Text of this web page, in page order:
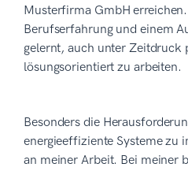
Musterfirma GmbH
Berufserfahrung und einem
gelernt, auch unter Zeitdruck
lösungsorientiert zu arbeiten.
Besonders die
energieeffiziente Systeme zu
an meiner Arbeit. Bei meiner